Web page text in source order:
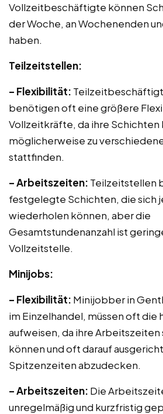
Vollzeitbeschäftigte können
der Woche, an Wochenenden
haben.
Teilzeitstellen:
– Flexibilität:
benötigen oft eine größere
Vollzeitkräfte, da ihre Schichten
möglicherweise zu
stattfinden.
– Arbeitszeiten: Teilzeitstellen
festgelegte Schichten, die sich
wiederholen können, aber die
Gesamtstundenanzahl ist
Vollzeitstelle.
Minijobs:
– Flexibilität: Minijobber in
im Einzelhandel, müssen oft die
aufweisen, da ihre Arbeitszeiten
können und oft darauf
Spitzenzeiten abzudecken.
– Arbeitszeiten: Die
unregelmäßig und kurzfristig